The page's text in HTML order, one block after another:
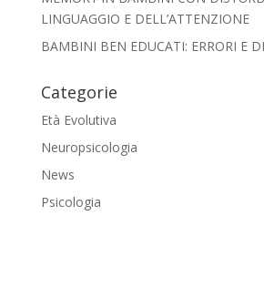
LINGUAGGIO E DELL’ATTENZIONE
BAMBINI BEN EDUCATI: ERRORI E
Categorie
Età Evolutiva
Neuropsicologia
News
Psicologia